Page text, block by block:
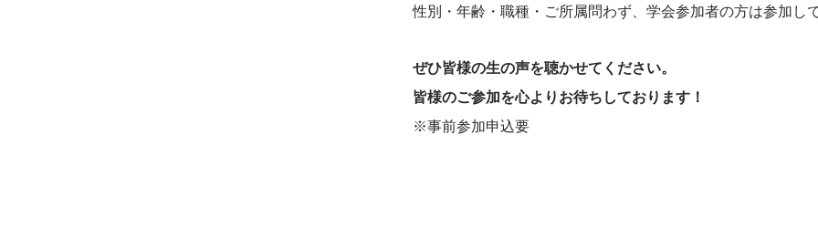
性別・年齢・職種・ご所属問わず、学会参加者の方は参加し
ぜひ皆様の生の声を聴かせてください。
皆様のご参加を心よりお待ちしております！
※事前参加申込要